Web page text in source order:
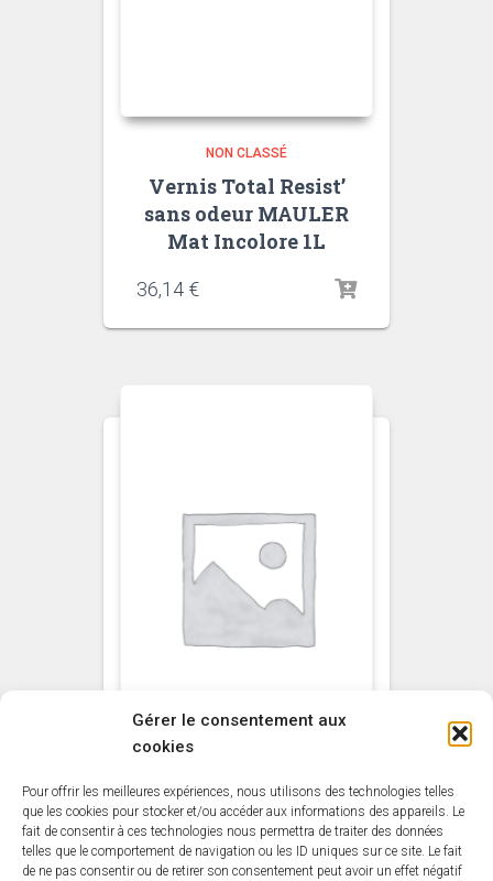
Gérer le consentement aux
cookies
Pour offrir les meilleures expériences, nous utilisons des technologies telles
que les cookies pour stocker et/ou accéder aux informations des appareils. Le
fait de consentir à ces technologies nous permettra de traiter des données
telles que le comportement de navigation ou les ID uniques sur ce site. Le fait
de ne pas consentir ou de retirer son consentement peut avoir un effet négatif
NON CLASSÉ
Vernis Total Resist’
sans odeur MAULER
Mat Incolore 1L
36,14 €
NON CLASSÉ
Guitar